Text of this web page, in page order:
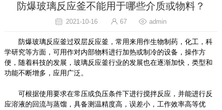
防爆玻璃反应釜不能用于哪些介质或物料？
2021-10-16 67 admin
防爆玻璃反应釜过双层反应釜，常用来用作生物制药，化工，科
学研究等方面，可用作对内部物料进行加热或制冷的设备，操作方
便，随着科技的发展，玻璃反应釜行业的发展也在逐渐加快，类型和
功能不断增多，应用广泛。
可根据使用要求在常压或负压条件下进行搅拌反应，并能进行反
应溶液的回流与蒸馏，具备测温精度高，误差小，工作效率高等优